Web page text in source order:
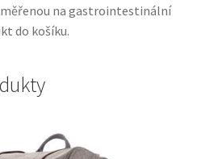
na gastrointestinální
do košíku.